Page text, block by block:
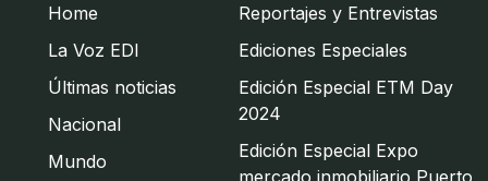
Home
La Voz EDI
Últimas noticias
Nacional
Mundo
Reportajes y Entrevistas
Ediciones Especiales
Edición Especial ETM Day
2024
Edición Especial Expo
mercado inmobiliario Puerto